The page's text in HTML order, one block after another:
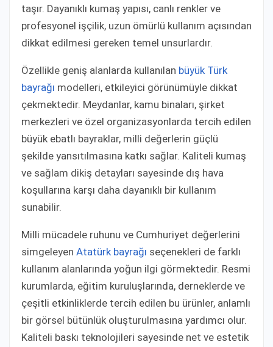
taşır. Dayanıklı kumaş yapısı, canlı renkler ve
profesyonel işçilik, uzun ömürlü kullanım açısından
dikkat edilmesi gereken temel unsurlardır.
Özellikle geniş alanlarda kullanılan büyük Türk
bayrağı modelleri, etkileyici görünümüyle dikkat
çekmektedir. Meydanlar, kamu binaları, şirket
merkezleri ve özel organizasyonlarda tercih edilen
büyük ebatlı bayraklar, milli değerlerin güçlü
şekilde yansıtılmasına katkı sağlar. Kaliteli kumaş
ve sağlam dikiş detayları sayesinde dış hava
koşullarına karşı daha dayanıklı bir kullanım
sunabilir.
Milli mücadele ruhunu ve Cumhuriyet değerlerini
simgeleyen Atatürk bayrağı seçenekleri de farklı
kullanım alanlarında yoğun ilgi görmektedir. Resmi
kurumlarda, eğitim kuruluşlarında, derneklerde ve
çeşitli etkinliklerde tercih edilen bu ürünler, anlamlı
bir görsel bütünlük oluşturulmasına yardımcı olur.
Kaliteli baskı teknolojileri sayesinde net ve estetik